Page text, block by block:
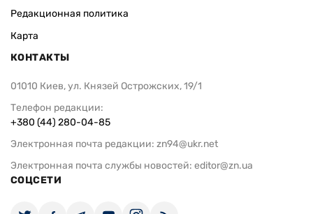
Редакционная политика
Карта
КОНТАКТЫ
01010 Киев, ул. Князей Острожских, 19/1
Телефон редакции:
+380 (44) 280-04-85
Электронная почта редакции: zn94@ukr.net
Электронная почта службы новостей: editor@zn.ua
СОЦСЕТИ